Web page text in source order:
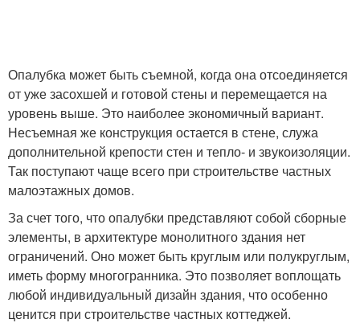
Опалубка может быть съемной, когда она отсоединяется
от уже засохшей и готовой стены и перемещается на
уровень выше. Это наиболее экономичный вариант.
Несъемная же конструкция остается в стене, служа
дополнительной крепости стен и тепло- и звукоизоляции.
Так поступают чаще всего при строительстве частных
малоэтажных домов.
За счет того, что опалубки представляют собой сборные
элементы, в архитектуре монолитного здания нет
ограничений. Оно может быть круглым или полукруглым,
иметь форму многогранника. Это позволяет воплощать
любой индивидуальный дизайн здания, что особенно
ценится при строительстве частных коттеджей.